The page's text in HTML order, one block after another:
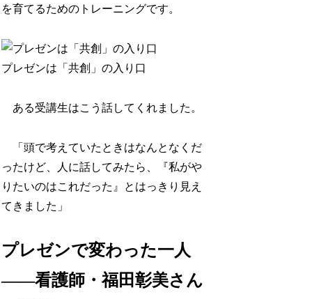
を育てるためのトレーニングです。
プレゼンは「共創」の入り口
ある受講生はこう話してくれました。
「頭で考えていたときはなんとなくだ
ったけど、人に話してみたら、『私がや
りたいのはこれだった』とはっきり見え
てきました」
プレゼンで変わった一人
——看護師・福田彰美さん